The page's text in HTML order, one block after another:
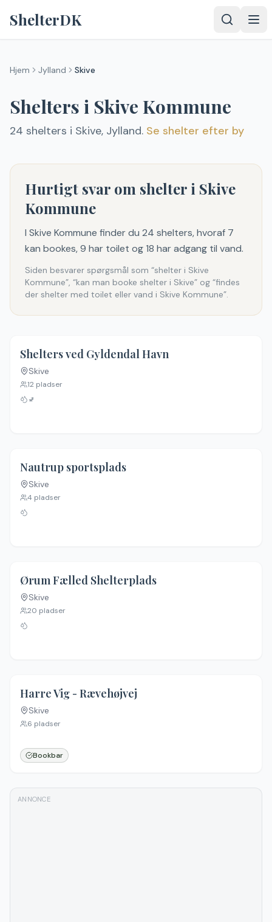
ShelterDK
Hjem Jylland Skive
Shelters i Skive Kommune
24 shelters i Skive, Jylland. Se shelter efter by
Hurtigt svar om shelter i Skive
Kommune
I Skive Kommune finder du 24 shelters, hvoraf 7
kan bookes, 9 har toilet og 18 har adgang til vand.
Siden besvarer spørgsmål som “shelter i Skive
Kommune”, “kan man booke shelter i Skive” og “findes
der shelter med toilet eller vand i Skive Kommune”.
Shelters ved Gyldendal Havn
Skive
12 pladser
🚽
Nautrup sportsplads
Skive
4 pladser
Ørum Fælled Shelterplads
Skive
20 pladser
Harre Vig - Rævehøjvej
Skive
6 pladser
Bookbar
ANNONCE